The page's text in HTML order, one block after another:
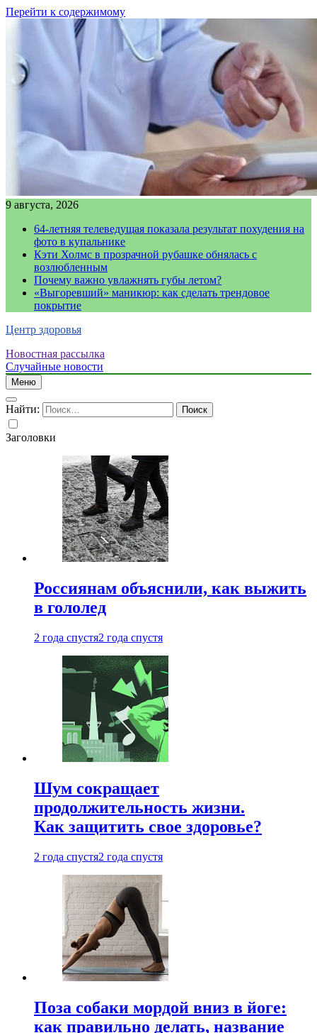
Перейти к содержимому
9 августа, 2026
64-летняя телеведущая показала результат похудения на
фото в купальнике
Кэти Холмс в прозрачной рубашке обнялась с
возлюбленным
Почему важно увлажнять губы летом?
«Выгоревший» маникюр: как сделать трендовое
покрытие
Центр здоровья
Новостная рассылка
Случайные новости
Меню
Найти:
Заголовки
Россиянам объяснили, как выжить
в гололед
2 года спустя2 года спустя
Шум сокращает
продолжительность жизни.
Как защитить свое здоровье?
2 года спустя2 года спустя
Поза собаки мордой вниз в йоге:
как правильно делать, название